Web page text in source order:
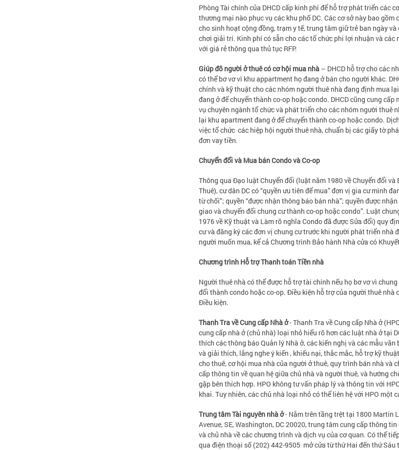
Phòng Tài chính của DHCD cấp kinh phí để hỗ trợ phát triển các
thương mại nào phục vụ các khu phố DC. Các cơ sở này bao gồm
cho sinh hoạt cộng đồng, trạm y tế, trung tâm giữ trẻ ban ngày
chơi giải trí. Kinh phí có sẵn cho các tổ chức phi lợi nhuận và các
với giá rẻ thông qua thủ tục RFP.
Giúp đỡ người ở thuê có cơ hội mua nhà – DHCD hỗ trợ cho các
có thể bơ vơ vì khu appartment họ đang ở bán cho người khác.
chính và kỹ thuật cho các nhóm người thuê nhà đang định mua
đang ở để chuyển thành co-op hoặc condo. DHCD cũng cung cấp
vụ chuyên ngành tổ chức và phát triển cho các nhóm người thuê
lại khu apartment đang ở để chuyển thành co-op hoặc condo.
việc tổ chức các hiệp hội người thuê nhà, chuẩn bị các giấy tờ
đơn vay tiền.
Chuyển đổi và Mua bán Condo và Co-op
Thông qua Đạo luật Chuyển đổi (luật năm 1980 về Chuyển đổi và
Thuê), cư dân DC có “quyền ưu tiên để mua” đơn vị gia cư mình
từ chối"; quyền “được nhận thông báo bán nhà”; quyền được
giao và chuyển đổi chung cư thành co-op hoặc condo”. Luật
1976 về Kỹ thuật và Làm rõ nghĩa Condo đã được Sửa đổi) quy
cư và đăng ký các đơn vị chung cư trước khi người phát triển nhà
người muốn mua, kể cả Chương trình Bảo hành Nhà cửa có
Chương trình Hỗ trợ Thanh toán Tiền nhà
Người thuê nhà có thể được hỗ trợ tài chính nếu họ bơ vơ vì
đổi thành condo hoặc co-op. Điều kiện hỗ trợ của người thuê nhà
Điều kiện.
Thanh Tra về Cung cấp Nhà ở- Thanh Tra về Cung cấp Nhà ở
cung cấp nhà ở (chủ nhà) loại nhỏ hiểu rõ hơn các luật nhà ở tại
thích các thông báo Quản lý Nhà ở, các kiến nghị và các mẫu văn
và giải thích, lắng nghe ý kiến , khiếu nại, thắc mắc, hỗ trợ kỹ
cho thuê, cơ hội mua nhà của người ở thuê, quy trình bán nhà và
cấp thông tin về quan hệ giữa chủ nhà và người thuê, và hướng
gặp bên thích hợp. HPO không tư vấn pháp lý và thông tin với
khai. Tuy nhiên, các chủ nhà loại nhỏ có thể liên hệ với HPO một
Trung tâm Tài nguyên nhà ở- Nằm trên tầng trệt tại 1800 Martin
Avenue, SE, Washington, DC 20020, trung tâm cung cấp thông
và chủ nhà về các chương trình và dịch vụ của cơ quan. Có thể
qua điện thoại số (202) 442-9505 mở cửa từ thứ Hai đến thứ Sáu